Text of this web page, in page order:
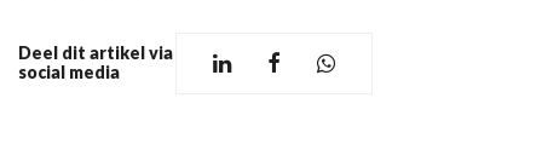
Deel dit artikel via
social media